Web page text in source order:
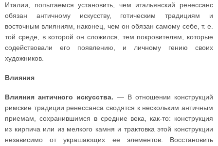
Италии, попытаемся установить, чем итальянский ренессанс
обязан античному искусству, готическим традициям и
восточным влияниям, наконец, чем он обязан самому себе, т. е.
той среде, в которой он сложился, тем покровителям, которые
содействовали его появлению, и личному гению своих
художников.
Влияния
Влияния античного искусства. — В отношении конструкций
римские традиции ренессанса сводятся к нескольким античным
приемам, сохранившимся в средние века, как-то: конструкция
из кирпича или из мелкого камня и трактовка этой конструкции
независимо от украшающих ее элементов. Восстановить